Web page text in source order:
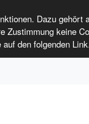
Dazu
Zustimmung keine
den folgenden
seltenen
Anmelden